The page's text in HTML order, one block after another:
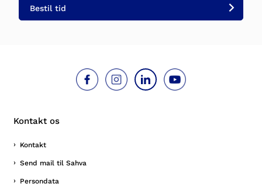
Bestil tid
Kontakt os
Kontakt
Send mail til Sahva
Persondata